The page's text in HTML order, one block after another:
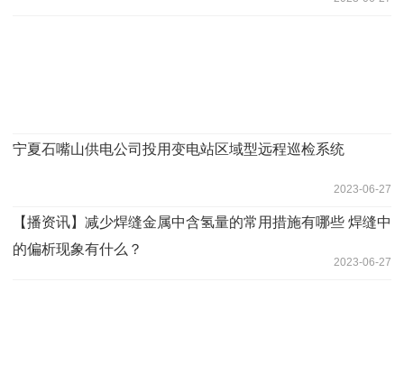
宁夏石嘴山供电公司投用变电站区域型远程巡检系统
2023-06-27
【播资讯】减少焊缝金属中含氢量的常用措施有哪些 焊缝中
的偏析现象有什么？
2023-06-27